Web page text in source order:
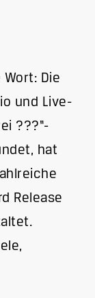
Die
und Live-
???“-
hat
Release